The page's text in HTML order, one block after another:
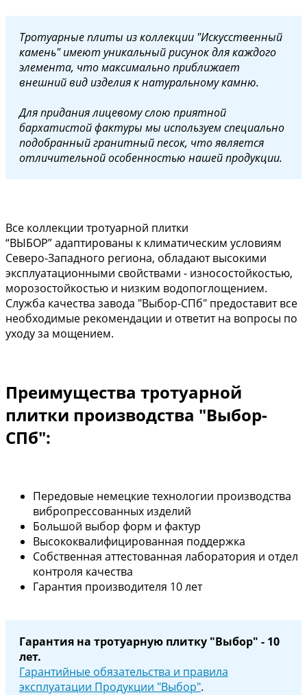
Тротуарные плиты из коллекции "Искусственный
камень" имеют уникальный рисунок для каждого
элемента, что максимально приближает
внешний вид изделия к натуральному камню.
Для придания лицевому слою приятной
бархатистой фактуры мы используем специально
подобранный гранитный песок, что является
отличительной особенностью нашей продукции.
Все коллекции тротуарной плитки
“ВЫБОР” адаптированы к климатическим условиям
Северо-Западного региона, обладают высокими
эксплуатационными свойствами - износостойкостью,
морозостойкостью и низким водопоглощением.
Служба качества завода "Выбор-СПб" предоставит все
необходимые рекомендации и ответит на вопросы по
уходу за мощением.
Преимущества тротуарной
плитки производства "Выбор-
СПб":
Передовые немецкие технологии производства
вибропрессованных изделий
Большой выбор форм и фактур
Высококвалифицированная поддержка
Собственная аттестованная лаборатория и отдел
контроля качества
Гарантия производителя 10 лет
Гарантия на тротуарную плитку "Выбор" - 10
лет.
Гарантийные обязательства и правила
эксплуатации Продукции "Выбор".